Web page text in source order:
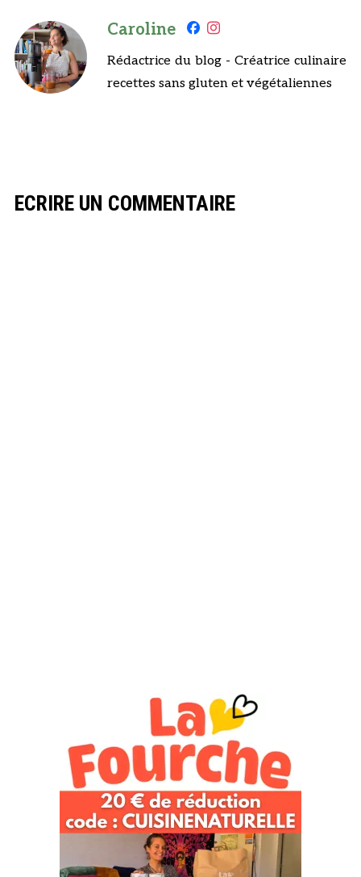
Caroline
Rédactrice du blog - Créatrice culinaire
recettes sans gluten et végétaliennes
ECRIRE UN COMMENTAIRE